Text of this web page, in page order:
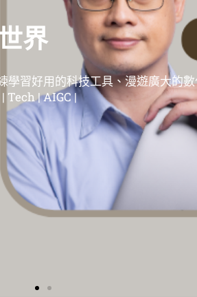
漫遊網路數
習好用的科技工具、漫遊在這個廣大
學 | 筆記工具教學 | 雲端服務教學 |